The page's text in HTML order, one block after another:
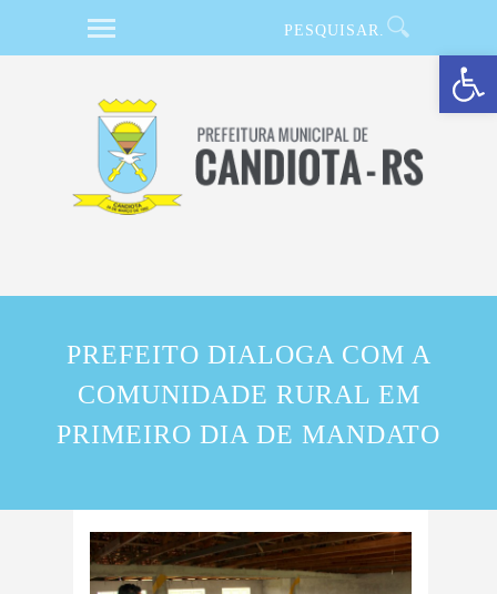
Barra de Ferramentas Aberta
PREFEITO DIALOGA COM A
COMUNIDADE RURAL EM
PRIMEIRO DIA DE MANDATO